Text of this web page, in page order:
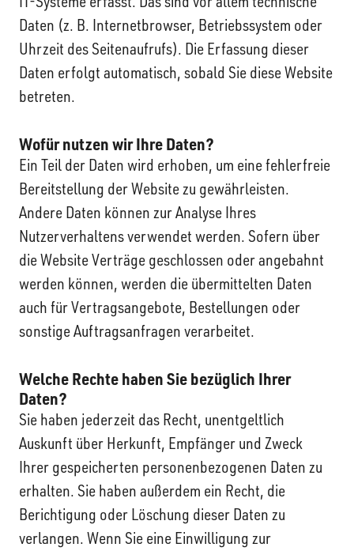
Daten (z. B. Internetbrowser, Betriebssystem oder
Uhrzeit des Seitenaufrufs). Die Erfassung dieser
Daten erfolgt automatisch, sobald Sie diese Website
betreten.
Wofür nutzen wir Ihre Daten?
Ein Teil der Daten wird erhoben, um eine fehlerfreie
Bereitstellung der Website zu gewährleisten.
Andere Daten können zur Analyse Ihres
Nutzerverhaltens verwendet werden. Sofern über
die Website Verträge geschlossen oder angebahnt
werden können, werden die übermittelten Daten
auch für Vertragsangebote, Bestellungen oder
sonstige Auftragsanfragen verarbeitet.
Welche Rechte haben Sie bezüglich Ihrer
Daten?
Sie haben jederzeit das Recht, unentgeltlich
Auskunft über Herkunft, Empfänger und Zweck
Ihrer gespeicherten personenbezogenen Daten zu
erhalten. Sie haben außerdem ein Recht, die
Berichtigung oder Löschung dieser Daten zu
verlangen. Wenn Sie eine Einwilligung zur